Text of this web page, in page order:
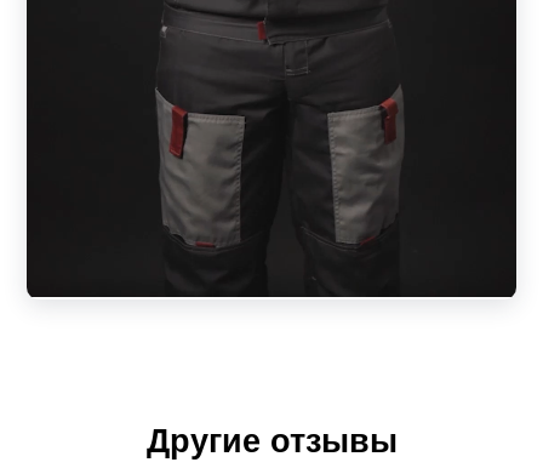
Другие отзывы